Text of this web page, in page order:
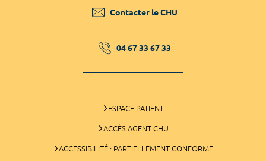
Contacter le CHU
04 67 33 67 33
ESPACE PATIENT
ACCÈS AGENT CHU
ACCESSIBILITÉ : PARTIELLEMENT CONFORME